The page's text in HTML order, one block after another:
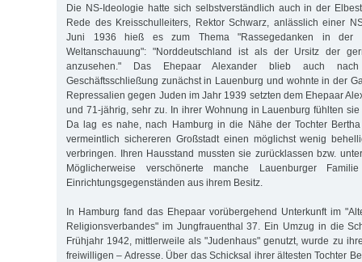
Die NS-Ideologie hatte sich selbstverständlich auch in der
Rede des Kreisschulleiters, Rektor Schwarz, anlässlich einer
Juni 1936 hieß es zum Thema "Rassegedanken in der
Weltanschauung": "Norddeutschland ist als der Ursitz der
anzusehen." Das Ehepaar Ale­xander blieb auch nach
Geschäftsschließung zunächst in Lauenburg und wohnte in der
Repressalien gegen Juden im Jahr 1939 setzten dem Ehepaar
und 71-jährig, sehr zu. In ihrer Wohnung in Lauenburg fühlten
Da lag es nahe, nach Hamburg in die Nähe der Tochter
vermeintlich sichereren Großstadt einen möglichst wenig
verbringen. Ihren Hausstand mussten sie zurücklassen bzw.
Möglicherweise verschönerte manche Lauenburger
Einrichtungsgegenständen aus ihrem Besitz.
In Hamburg fand das Ehepaar vorübergehend Unterkunft im
Religionsverbandes" im Jungfrauenthal 37. Ein Umzug in die
Frühjahr 1942, mittlerweile als "Judenhaus" genutzt, wurde zu
freiwilligen – Adresse. Über das Schicksal ihrer ältesten Tochter